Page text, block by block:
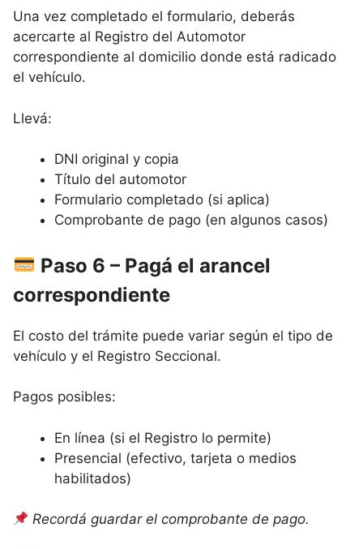
Una vez completado el formulario, deberás
acercarte al Registro del Automotor
correspondiente al domicilio donde está radicado
el vehículo.
Llevá:
DNI original y copia
Título del automotor
Formulario completado (si aplica)
Comprobante de pago (en algunos casos)
Paso 6 – Pagá el arancel
correspondiente
El costo del trámite puede variar según el tipo de
vehículo y el Registro Seccional.
Pagos posibles:
En línea (si el Registro lo permite)
Presencial (efectivo, tarjeta o medios
habilitados)
Recordá guardar el comprobante de pago.